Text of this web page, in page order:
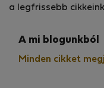
a legfrissebb
A mi blogunkból
Minden cikket